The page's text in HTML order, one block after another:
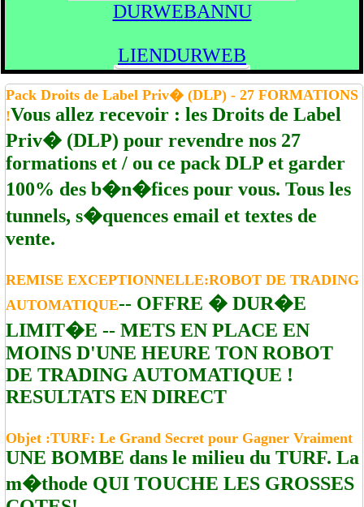
DURWEBANNU
LIENDURWEB
Pack Droits de Label Priv� (DLP) - 27 FORMATIONS
!Vous allez recevoir : les Droits de Label
Priv� (DLP) pour revendre nos 27
formations et / ou ce pack DLP et garder
100% des b�n�fices pour vous. Tous les
tunnels, s�quences email et textes de
vente.
REMISE EXCEPTIONNELLE:ROBOT DE TRADING
AUTOMATIQUE-- OFFRE � DUR�E
LIMIT�E -- METS EN PLACE EN
MOINS D'UNE HEURE TON ROBOT
DE TRADING AUTOMATIQUE !
RESULTATS EN DIRECT
Objet :TURF: Le Grand Secret pour Gagner Vraiment
UNE BOMBE dans le milieu du TURF. La
m�thode QUI TOUCHE LES GROSSES